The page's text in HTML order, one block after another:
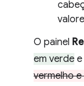
O painel
em verde
vermelho